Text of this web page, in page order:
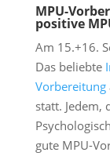
MPU-
positive
Am 15.+16.
Das beliebte
Vorbereitung
statt. Jedem,
gute MPU-